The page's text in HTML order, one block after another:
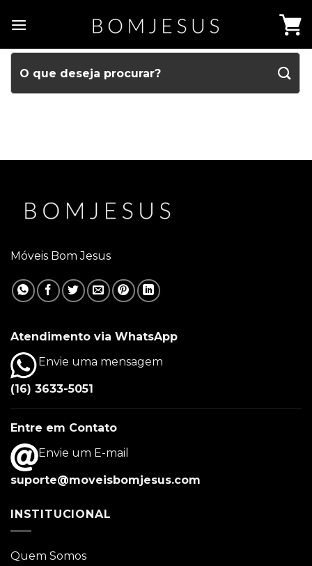
Móveis Bom Jesus
Atendimento via WhatsApp
Envie uma mensagem
(16) 3633-5051
Entre em Contato
Envie um E-mail
suporte@moveisbomjesus.com
INSTITUCIONAL
Quem Somos